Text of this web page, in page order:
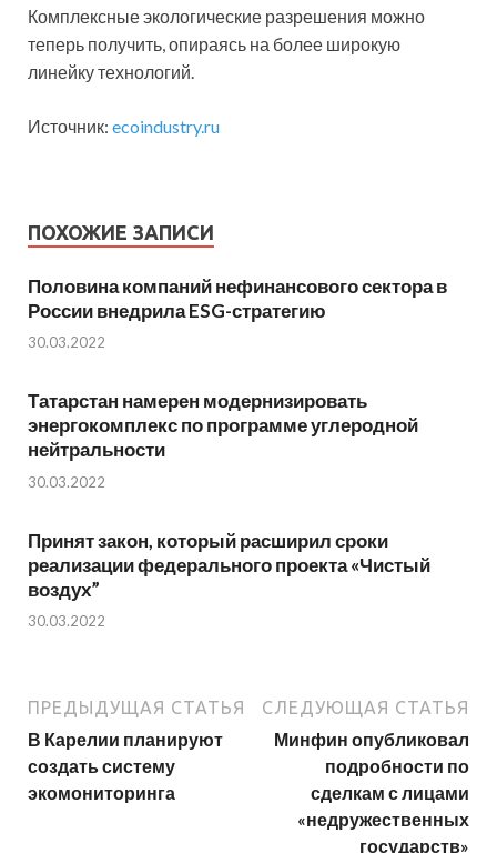
Комплексные экологические разрешения можно
теперь получить, опираясь на более широкую
линейку технологий.
Источник: ecoindustry.ru
ПОХОЖИЕ ЗАПИСИ
Половина компаний нефинансового сектора в
России внедрила ESG-стратегию
30.03.2022
Татарстан намерен модернизировать
энергокомплекс по программе углеродной
нейтральности
30.03.2022
Принят закон, который расширил сроки
реализации федерального проекта «Чистый
воздух”
30.03.2022
ПРЕДЫДУЩАЯ СТАТЬЯ
В Карелии планируют
создать систему
экомониторинга
СЛЕДУЮЩАЯ СТАТЬЯ
Минфин опубликовал
подробности по
сделкам с лицами
«недружественных
государств»